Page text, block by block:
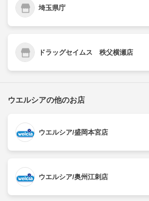
埼玉県庁
ドラッグセイムス 秩父横瀬店
ウエルシアの他のお店
ウエルシア/盛岡本宮店
ウエルシア/奥州江刺店